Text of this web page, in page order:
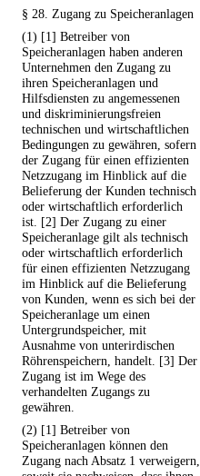
§ 28. Zugang zu Speicheranlagen
(1) [1] Betreiber von
Speicheranlagen haben anderen
Unternehmen den Zugang zu
ihren Speicheranlagen und
Hilfsdiensten zu angemessenen
und diskriminierungsfreien
technischen und wirtschaftlichen
Bedingungen zu gewähren, sofern
der Zugang für einen effizienten
Netzzugang im Hinblick auf die
Belieferung der Kunden technisch
oder wirtschaftlich erforderlich
ist. [2] Der Zugang zu einer
Speicheranlage gilt als technisch
oder wirtschaftlich erforderlich
für einen effizienten Netzzugang
im Hinblick auf die Belieferung
von Kunden, wenn es sich bei der
Speicheranlage um einen
Untergrundspeicher, mit
Ausnahme von unterirdischen
Röhrenspeichern, handelt. [3] Der
Zugang ist im Wege des
verhandelten Zugangs zu
gewähren.
(2) [1] Betreiber von
Speicheranlagen können den
Zugang nach Absatz 1 verweigern,